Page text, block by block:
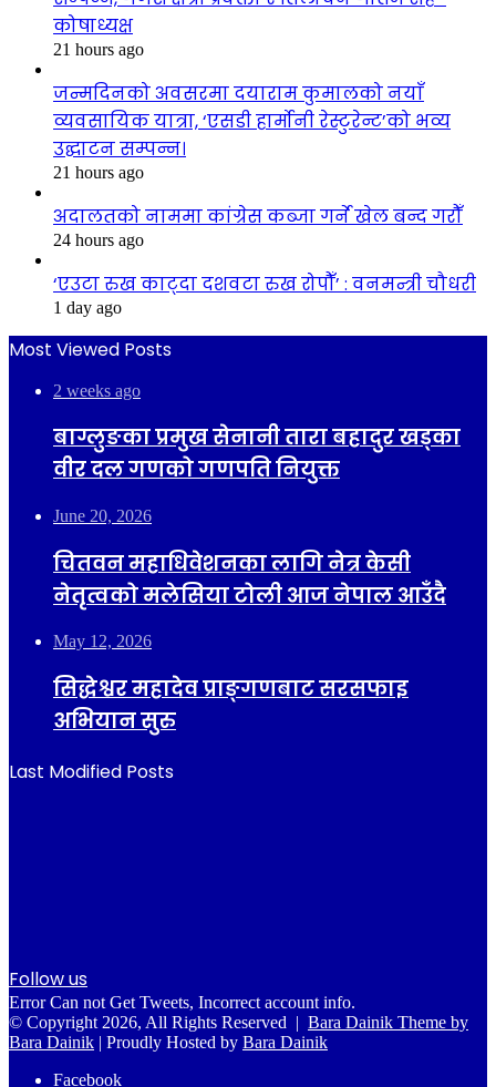
कोषाध्यक्ष
21 hours ago
जन्मदिनको अवसरमा दयाराम कुमालको नयाँ
व्यवसायिक यात्रा, ‘एसडी हार्मोनी रेस्टुरेन्ट’को भव्य
उद्घाटन सम्पन्न।
21 hours ago
अदालतको नाममा कांग्रेस कब्जा गर्ने खेल बन्द गरौँ
24 hours ago
‘एउटा रुख काट्दा दशवटा रुख रोपौँ’ : वनमन्त्री चौधरी
1 day ago
Most Viewed Posts
2 weeks ago
बाग्लुङका प्रमुख सेनानी तारा बहादुर खड्का
वीर दल गणको गणपति नियुक्त
June 20, 2026
चितवन महाधिवेशनका लागि नेत्र केसी
नेतृत्वको मलेसिया टोली आज नेपाल आउँदै
May 12, 2026
सिद्धेश्वर महादेव प्राङ्गणबाट सरसफाइ
अभियान सुरु
Last Modified Posts
Follow us
Error Can not Get Tweets, Incorrect account info.
© Copyright 2026, All Rights Reserved | Bara Dainik Theme by
Bara Dainik | Proudly Hosted by Bara Dainik
Facebook